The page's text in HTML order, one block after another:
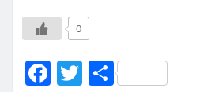
0
F T Μ